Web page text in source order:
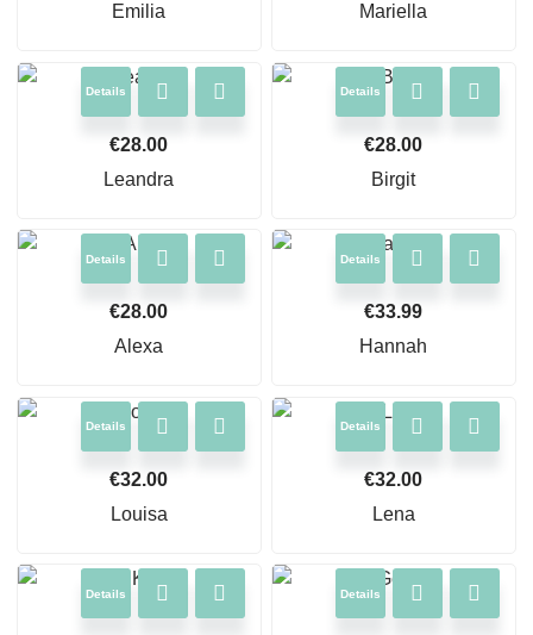
Emilia
Mariella
Details
€28.00
Leandra
Details
€28.00
Birgit
Details
€28.00
Alexa
Details
€33.99
Hannah
Details
€32.00
Louisa
Details
€32.00
Lena
Details Details